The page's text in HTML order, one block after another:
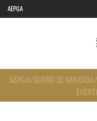
AEPGA
AEPGA/ BURRO DE MIRANDA/